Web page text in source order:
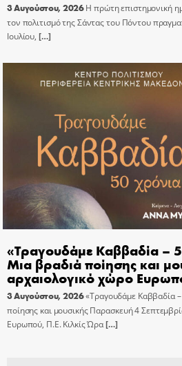
3 Αυγούστου, 2026 Η πρώτη επιστημονική
τον πολιτισμό της Σάντας του Πόντου
Ιουλίου, […]
«Τραγουδάμε Καββαδία –
Μια βραδιά ποίησης και
αρχαιολογικό χώρο
3 Αυγούστου, 2026«Τραγουδάμε Καββαδία
ποίησης και μουσικής Παρασκευή 4
Ευρωπού, Π.Ε. Κιλκίς Ώρα[…]